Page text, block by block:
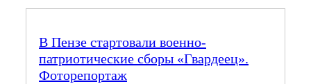
В Пензе стартовали военно-
патриотические сборы «Гвардеец».
Фоторепортаж